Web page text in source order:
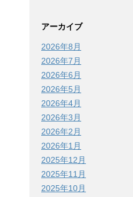
アーカイブ
2026年8月
2026年7月
2026年6月
2026年5月
2026年4月
2026年3月
2026年2月
2026年1月
2025年12月
2025年11月
2025年10月